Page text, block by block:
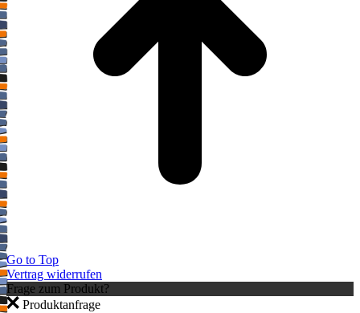
Go to Top
Vertrag widerrufen
Frage zum Produkt?
Produktanfrage